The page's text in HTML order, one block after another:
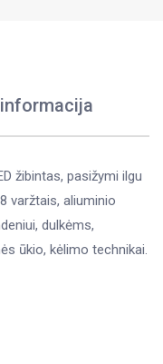
žibintas, pasižymi ilgu
varžtais, aliuminio
dulkėms,
ūkio, kėlimo technikai.